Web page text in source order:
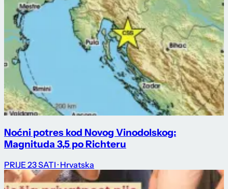
Noćni potres kod Novog Vinodolskog:
Magnituda 3,5 po Richteru
PRIJE 23 SATI · Hrvatska